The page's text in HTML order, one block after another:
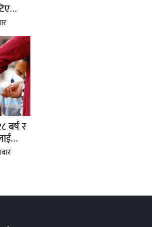
बर्ष र